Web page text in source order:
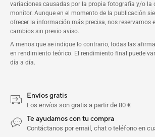
variaciones causadas por la propia fotografía y/o la
monitor. Aunque en el momento de la publicación
ofrecer la información más precisa, nos reservamos
cambios sin previo aviso.
A menos que se indique lo contrario, todas las
en rendimiento teórico. El rendimiento final puede
día a día.
Envíos gratis
Los envíos son gratis a partir de 80 €
Te ayudamos con tu compra
Contáctanos por email, chat o teléfono en